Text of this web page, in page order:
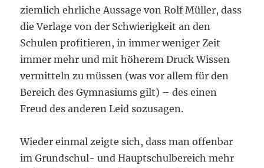
ziemlich ehrliche Aussage von Rolf Müller, dass
die Verlage von der Schwierigkeit an den
Schulen profitieren, in immer weniger Zeit
immer mehr und mit höherem Druck Wissen
vermitteln zu müssen (was vor allem für den
Bereich des Gymnasiums gilt) – des einen
Freud des anderen Leid sozusagen.
Wieder einmal zeigte sich, dass man offenbar
im Grundschul- und Hauptschulbereich mehr